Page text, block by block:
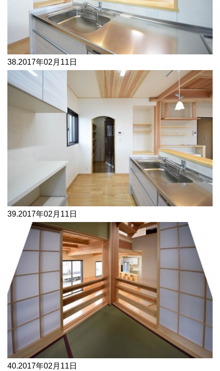
38.2017年02月11日
39.2017年02月11日
40.2017年02月11日